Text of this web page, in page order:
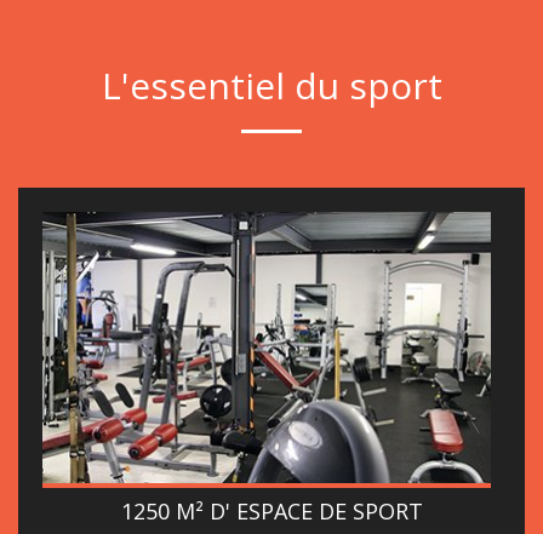
L'essentiel du sport
1250 M² D' ESPACE DE SPORT